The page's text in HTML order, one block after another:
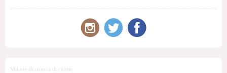
Motore di ricerca di ricette